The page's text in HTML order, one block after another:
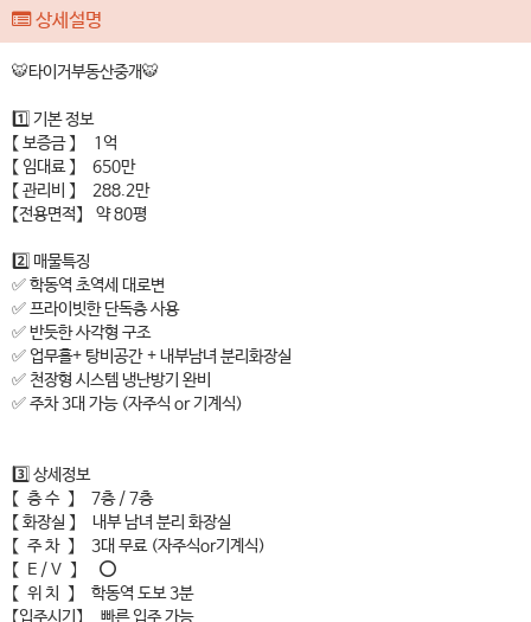
상세설명
🐯타이거부동산중개🐯
1️⃣ 기본 정보
【 보증금 】 1억
【 임대료 】 650만
【 관리비 】 288.2만
【전용면적】 약 80평
2️⃣ 매물특징
✅ 학동역 초역세 대로변
✅ 프라이빗한 단독층 사용
✅ 반듯한 사각형 구조
✅ 업무홀+ 탕비공간 + 내부남녀 분리화장실
✅ 천장형 시스템 냉난방기 완비
✅ 주차 3대 가능 (자주식 or 기계식)
3️⃣ 상세정보
【 층 수 】 7층 / 7층
【 화장실 】 내부 남녀 분리 화장실
【 주 차 】 3대 무료 (자주식or기계식)
【 E / V 】 ⭕
【 위 치 】 학동역 도보 3분
【입주시기】 빠른 입주 가능